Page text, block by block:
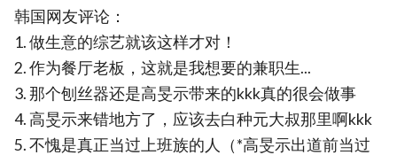
韩国网友评论：
1. 做生意的综艺就该这样才对！
2. 作为餐厅老板，这就是我想要的兼职生...
3. 那个刨丝器还是高旻示带来的kkk真的很会做事
4. 高旻示来错地方了，应该去白种元大叔那里啊kkk
5. 不愧是真正当过上班族的人（*高旻示出道前当过